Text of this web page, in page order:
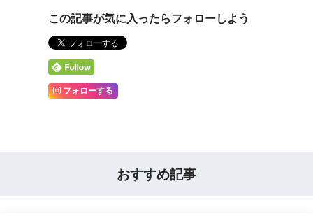
この記事が気に入ったらフォローしよう
フォローする
おすすめ記事